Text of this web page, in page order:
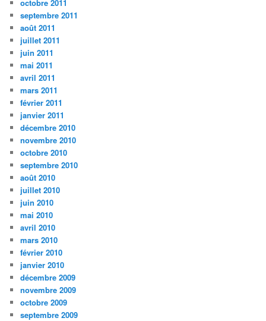
octobre 2011
septembre 2011
août 2011
juillet 2011
juin 2011
mai 2011
avril 2011
mars 2011
février 2011
janvier 2011
décembre 2010
novembre 2010
octobre 2010
septembre 2010
août 2010
juillet 2010
juin 2010
mai 2010
avril 2010
mars 2010
février 2010
janvier 2010
décembre 2009
novembre 2009
octobre 2009
septembre 2009